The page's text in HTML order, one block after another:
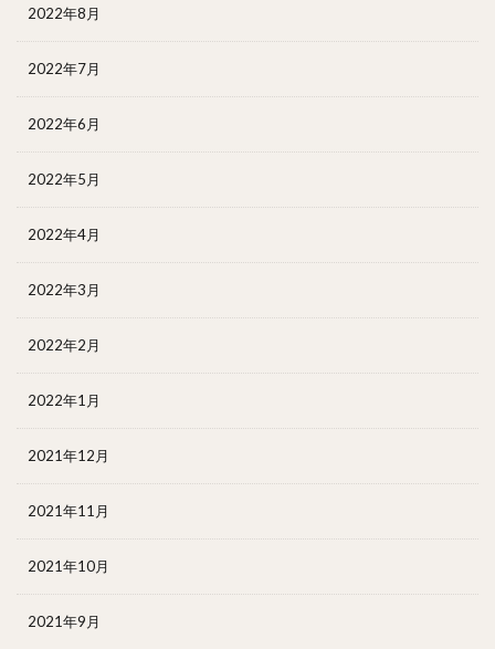
2022年8月
2022年7月
2022年6月
2022年5月
2022年4月
2022年3月
2022年2月
2022年1月
2021年12月
2021年11月
2021年10月
2021年9月